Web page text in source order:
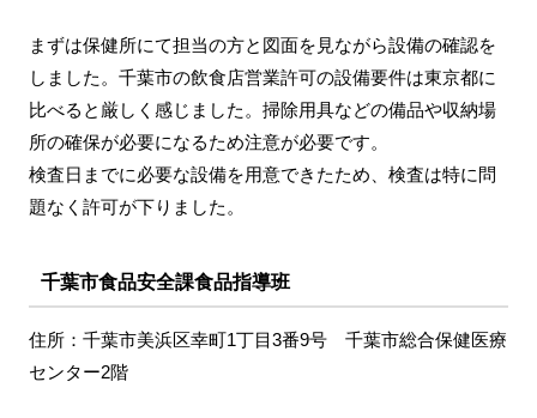
まずは保健所にて担当の方と図面を見ながら設備の確認を
しました。千葉市の飲食店営業許可の設備要件は東京都に
比べると厳しく感じました。掃除用具などの備品や収納場
所の確保が必要になるため注意が必要です。
検査日までに必要な設備を用意できたため、検査は特に問
題なく許可が下りました。
千葉市食品安全課食品指導班
住所：千葉市美浜区幸町1丁目3番9号 千葉市総合保健医療
センター2階